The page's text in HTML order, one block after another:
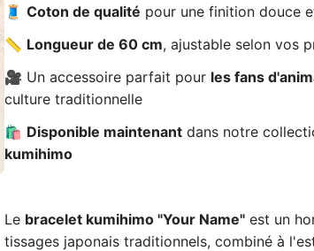
🧵 Coton de qualité pour une finition douce
📏 Longueur de 60 cm, ajustable selon vos
🎥 Un accessoire parfait pour les fans
culture traditionnelle
🛍️ Disponible maintenant dans notre
kumihimo
Le bracelet kumihimo "Your Name" est un
tissages japonais traditionnels, combiné à